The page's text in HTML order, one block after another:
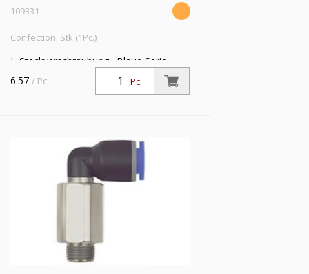
109331
Confection: Stk (1Pc.)
L-Steckverschraubung »Blaue Serie«
lang, drehbar, R 3/8 a., für Schlauch-
Außen-Ø 8 mm, Arbeitsdr. max. 15 bar,
Pc.
6.57 / Pc.